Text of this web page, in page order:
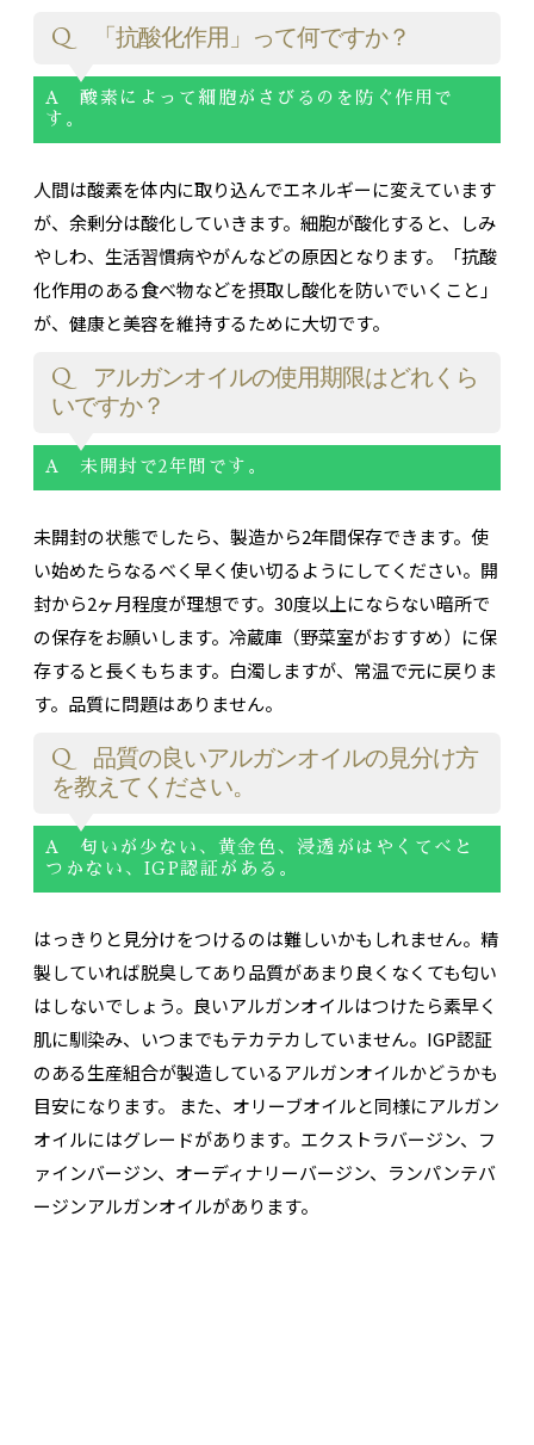
Q 「抗酸化作用」って何ですか？
A 酸素によって細胞がさびるのを防ぐ作用で
す。
人間は酸素を体内に取り込んでエネルギーに変えています
が、余剰分は酸化していきます。細胞が酸化すると、しみ
やしわ、生活習慣病やがんなどの原因となります。「抗酸
化作用のある食べ物などを摂取し酸化を防いでいくこと」
が、健康と美容を維持するために大切です。
Q アルガンオイルの使用期限はどれくら
いですか？
A 未開封で2年間です。
未開封の状態でしたら、製造から2年間保存できます。使
い始めたらなるべく早く使い切るようにしてください。開
封から2ヶ月程度が理想です。30度以上にならない暗所で
の保存をお願いします。冷蔵庫（野菜室がおすすめ）に保
存すると長くもちます。白濁しますが、常温で元に戻りま
す。品質に問題はありません。
Q 品質の良いアルガンオイルの見分け方
を教えてください。
A 匂いが少ない、黄金色、浸透がはやくてべと
つかない、IGP認証がある。
はっきりと見分けをつけるのは難しいかもしれません。精
製していれば脱臭してあり品質があまり良くなくても匂い
はしないでしょう。良いアルガンオイルはつけたら素早く
肌に馴染み、いつまでもテカテカしていません。IGP認証
のある生産組合が製造しているアルガンオイルかどうかも
目安になります。 また、オリーブオイルと同様にアルガン
オイルにはグレードがあります。エクストラバージン、フ
ァインバージン、オーディナリーバージン、ランパンテバ
ージンアルガンオイルがあります。